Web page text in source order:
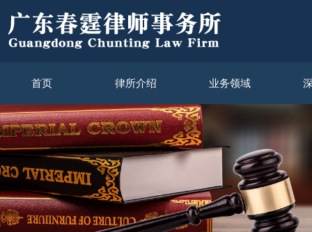
首页 律所介绍 业务领域